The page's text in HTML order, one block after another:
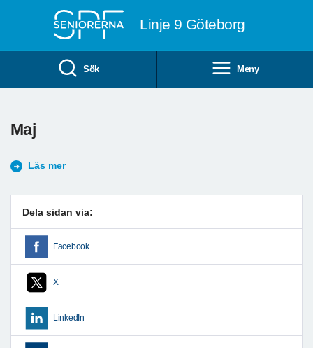
Linje 9 Göteborg
Sök Meny
Maj
Läs mer
Dela sidan via:
Facebook
X
LinkedIn